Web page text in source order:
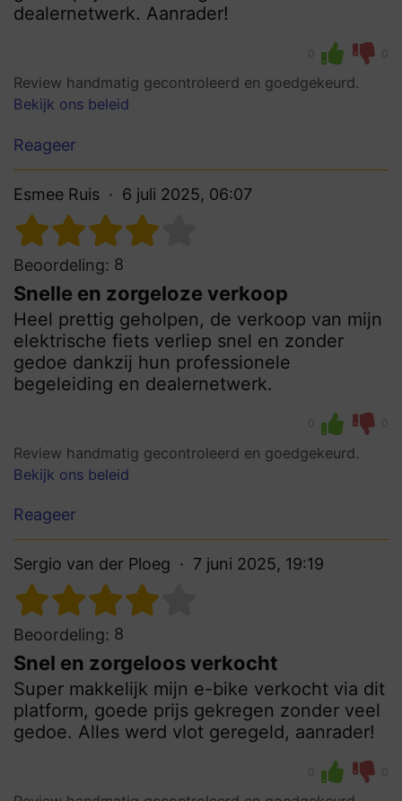
dealernetwerk. Aanrader!
0 0
Review handmatig gecontroleerd en goedgekeurd.
Bekijk ons beleid
Reageer
Esmee Ruis 6 juli 2025, 06:07
Beoordeling: 8
Snelle en zorgeloze verkoop
Heel prettig geholpen, de verkoop van mijn
elektrische fiets verliep snel en zonder
gedoe dankzij hun professionele
begeleiding en dealernetwerk.
0 0
Review handmatig gecontroleerd en goedgekeurd.
Bekijk ons beleid
Reageer
Sergio van der Ploeg 7 juni 2025, 19:19
Beoordeling: 8
Snel en zorgeloos verkocht
Super makkelijk mijn e-bike verkocht via dit
platform, goede prijs gekregen zonder veel
gedoe. Alles werd vlot geregeld, aanrader!
0 0